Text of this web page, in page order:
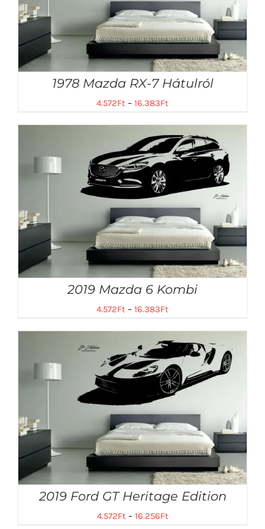
1978 Mazda RX-7 Hátulról
4.572Ft – 16.383Ft
2019 Mazda 6 Kombi
4.572Ft – 16.383Ft
2019 Ford GT Heritage Edition
4.572Ft– 16.256Ft